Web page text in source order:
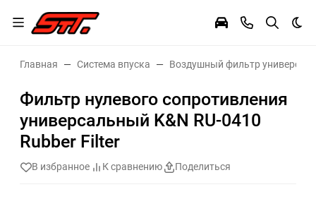
Главная Система впуска Воздушный фильтр
Фильтр нулевого сопротивления
универсальный K&N RU-0410
Rubber Filter
В избранное К сравнению Поделиться